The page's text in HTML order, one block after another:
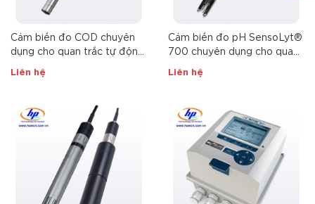
Cảm biến đo COD chuyên
dụng cho quan trắc tự động
Liên hệ
Cảm biến đo pH SensoLyt®
700 chuyên dụng cho quan
Liên hệ